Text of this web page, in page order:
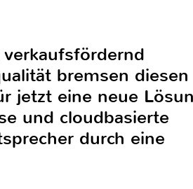
bremsen diesen
jetzt eine neue
und cloudbasierte
durch eine